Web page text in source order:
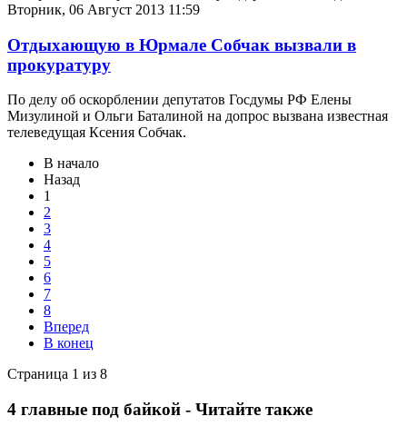
Вторник, 06 Август 2013 11:59
Отдыхающую в Юрмале Собчак вызвали в
прокуратуру
По делу об оскорблении депутатов Госдумы РФ Елены
Мизулиной и Ольги Баталиной на допрос вызвана известная
телеведущая Ксения Собчак.
В начало
Назад
1
2
3
4
5
6
7
8
Вперед
В конец
Страница 1 из 8
4 главные под байкой - Читайте также